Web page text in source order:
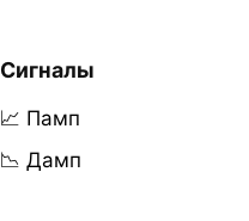
Сигналы
📈 Памп
📉 Дамп